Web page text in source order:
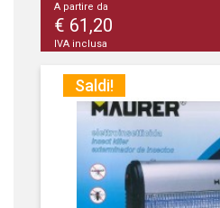
A partire da
€ 61,20
IVA inclusa
Saldi!